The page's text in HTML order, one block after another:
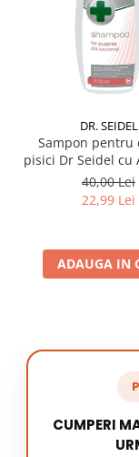
DR. SEIDEL
Sampon pentru
pisici Dr Seidel cu
220 ml
40,00 Lei
22,99 Lei
ADAUGA IN
CUMPERI